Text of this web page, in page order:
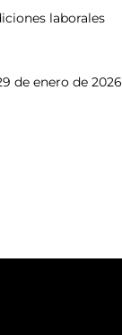
laborales
de enero de 2026